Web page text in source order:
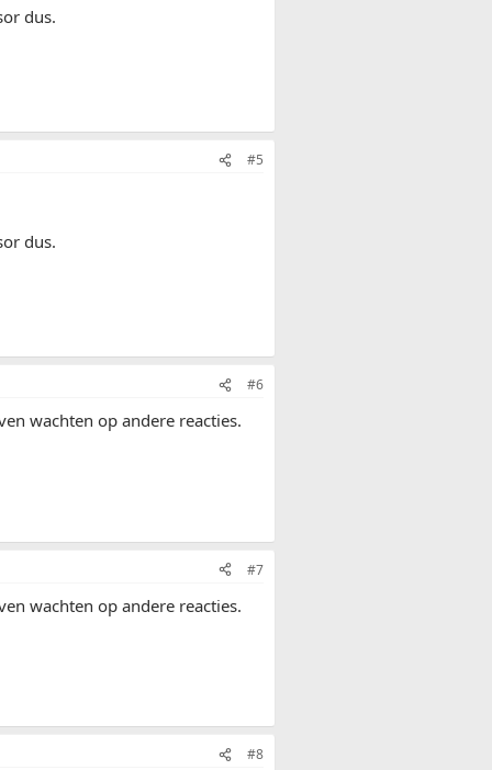
dus.
#5
dus.
#6
wachten op andere reacties.
#7
wachten op andere reacties.
#8